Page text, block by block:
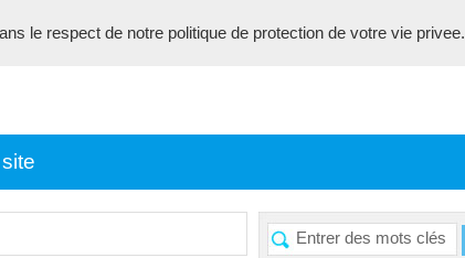
le respect de notre politique de protection de votre vie privee.